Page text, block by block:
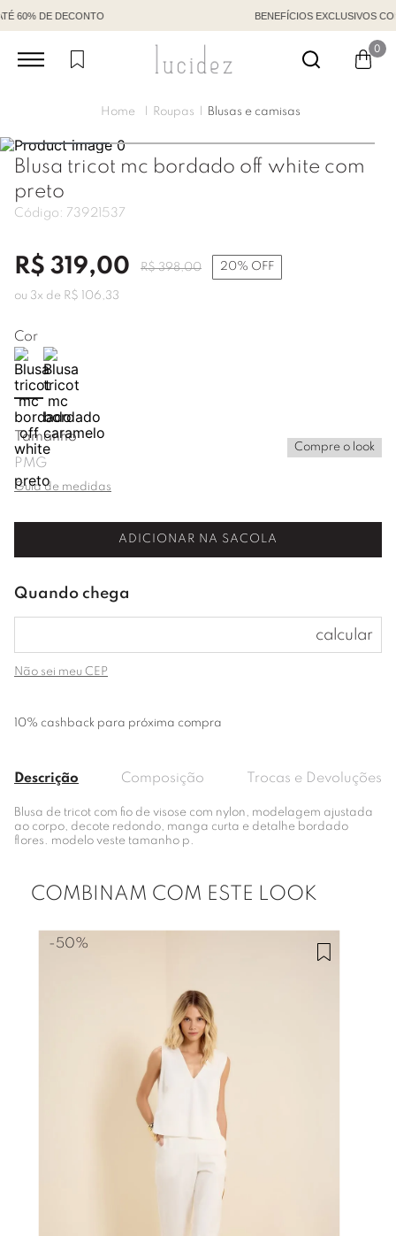
BENEFÍCIOS EXCLUSIVOS COM CÓDIGO DE VENDEDORA
0
Roupas Blusas e camisas
Blusa tricot mc bordado off white com
preto
Código: 73921537
R$ 319,00 R$ 398,00 20% OFF
ou 3x de R$ 106 ,33
Cor
Tamanho
PMG
Compre o look
Guia de medidas
ADICIONAR NA SACOLA
Não sei meu CEP
10% cashback para próxima compra
Descrição Composição Trocas e Devoluções
Blusa de tricot com fio de visose com nylon, modelagem ajustada
ao corpo, decote redondo, manga curta e detalhe bordado
flores. modelo veste tamanho p.
COMBINAM COM ESTE LOOK
-50%